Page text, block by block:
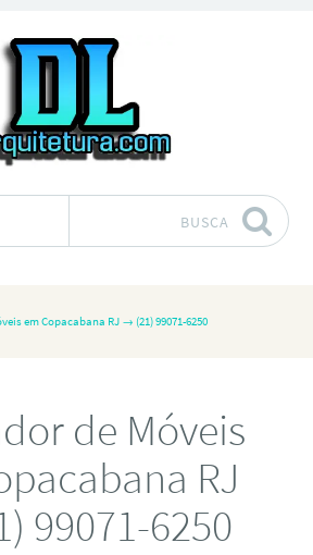
BUSCA
em Copacabana RJ → (21) 99071-6250
de Móveis
RJ
99071-6250